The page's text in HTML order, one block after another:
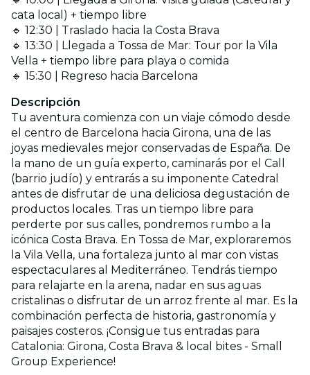
cata local) + tiempo libre
🔹 12:30 | Traslado hacia la Costa Brava
🔹 13:30 | Llegada a Tossa de Mar: Tour por la Vila
Vella + tiempo libre para playa o comida
🔹 15:30 | Regreso hacia Barcelona
Descripción
Tu aventura comienza con un viaje cómodo desde
el centro de Barcelona hacia Girona, una de las
joyas medievales mejor conservadas de España. De
la mano de un guía experto, caminarás por el Call
(barrio judío) y entrarás a su imponente Catedral
antes de disfrutar de una deliciosa degustación de
productos locales. Tras un tiempo libre para
perderte por sus calles, pondremos rumbo a la
icónica Costa Brava. En Tossa de Mar, exploraremos
la Vila Vella, una fortaleza junto al mar con vistas
espectaculares al Mediterráneo. Tendrás tiempo
para relajarte en la arena, nadar en sus aguas
cristalinas o disfrutar de un arroz frente al mar. Es la
combinación perfecta de historia, gastronomía y
paisajes costeros. ¡Consigue tus entradas para
Catalonia: Girona, Costa Brava & local bites - Small
Group Experience!